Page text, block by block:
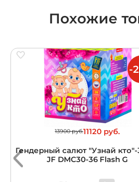
Похожие
13900 руб.11120 руб.
Гендерный салют "Узнай кто"-
JF DMC30-36 Flash G
-